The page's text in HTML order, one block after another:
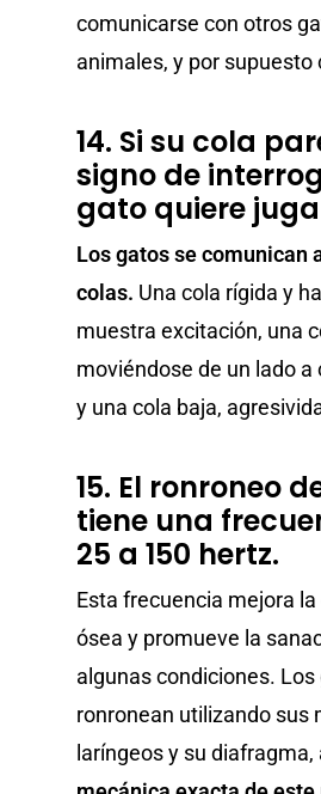
comunicarse con otros
animales, y por supuesto
14. Si su cola
signo de
gato quiere
Los gatos se comunican
colas. Una cola rígida y
muestra excitación, una
moviéndose de un lado a
y una cola baja,
15. El ronroneo
tiene una
25 a 150 hertz.
Esta frecuencia mejora
ósea y promueve la
algunas condiciones. Los
ronronean utilizando sus
laríngeos y su diafragma,